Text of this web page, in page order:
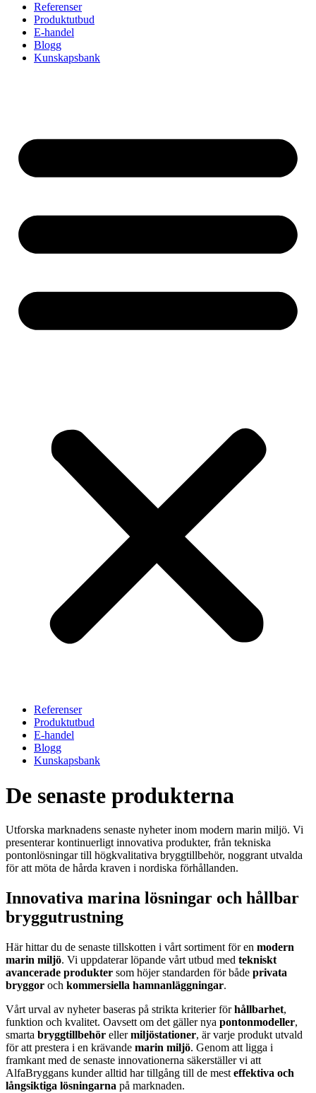
Referenser
Produktutbud
E-handel
Blogg
Kunskapsbank
Referenser
Produktutbud
E-handel
Blogg
Kunskapsbank
De senaste produkterna
Utforska marknadens senaste nyheter inom modern marin miljö. Vi
presenterar kontinuerligt innovativa produkter, från tekniska
pontonlösningar till högkvalitativa bryggtillbehör, noggrant utvalda
för att möta de hårda kraven i nordiska förhållanden.
Innovativa marina lösningar och hållbar
bryggutrustning
Här hittar du de senaste tillskotten i vårt sortiment för en modern
marin miljö. Vi uppdaterar löpande vårt utbud med tekniskt
avancerade produkter som höjer standarden för både privata
bryggor och kommersiella hamnanläggningar.
Vårt urval av nyheter baseras på strikta kriterier förhållbarhet,
funktion och kvalitet. Oavsett om det gäller nya pontonmodeller,
smarta bryggtillbehör ellermiljöstationer, är varje produkt utvald
för att prestera i en krävande marin miljö. Genom att ligga i
framkant med de senaste innovationerna säkerställer vi att
AlfaBryggans kunder alltid har tillgång till de mest effektiva och
långsiktiga lösningarna på marknaden.